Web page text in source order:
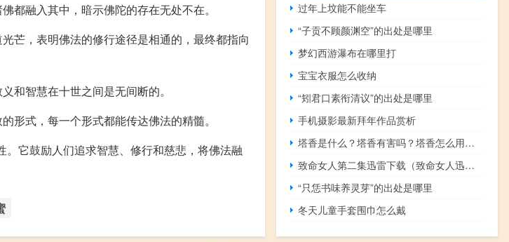
都融入其中，暗示佛陀的存在无处不在。
芒，表明佛法的修行途径是相通的，最终都指向
和智慧在十世之间是无间断的。
形式，每一个形式都能传达佛法的精髓。
它鼓励人们追求智慧、修行和慈悲，将佛法融
过年上坟能不能坐车
“子贡不顾颜渊空”的出处是哪里
梦幻西游瀑布在哪里打
宝宝衣服怎么收纳
“矧君口素衔清议”的出处是哪里
手机摄影最新拜年作品赏析
塔香是什么？塔香有害吗？塔香怎么用怎么点？
致命女人第二集迅雷下载（致命女人迅雷）
“只恁书味养灵芽”的出处是哪里
冬天儿童手套围巾怎么戴